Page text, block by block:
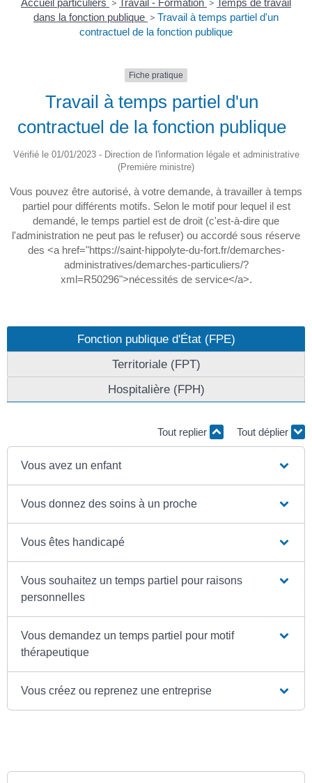
Accueil particuliers > Travail - Formation > Temps de travail
dans la fonction publique > Travail à temps partiel d'un
contractuel de la fonction publique
Fiche pratique
Travail à temps partiel d'un
contractuel de la fonction publique
Vérifié le 01/01/2023 - Direction de l'information légale et administrative
(Première ministre)
Vous pouvez être autorisé, à votre demande, à travailler à temps
partiel pour différents motifs. Selon le motif pour lequel il est
demandé, le temps partiel est de droit (c'est-à-dire que
l'administration ne peut pas le refuser) ou accordé sous réserve
des <a href="https://saint-hippolyte-du-fort.fr/demarches-
administratives/demarches-particuliers/?
xml=R50296">nécessités de service</a>.
Fonction publique d'État (FPE)
Territoriale (FPT)
Hospitalière (FPH)
Tout replier Tout déplier
Vous avez un enfant
Vous donnez des soins à un proche
Vous êtes handicapé
Vous souhaitez un temps partiel pour raisons
personnelles
Vous demandez un temps partiel pour motif
thérapeutique
Vous créez ou reprenez une entreprise